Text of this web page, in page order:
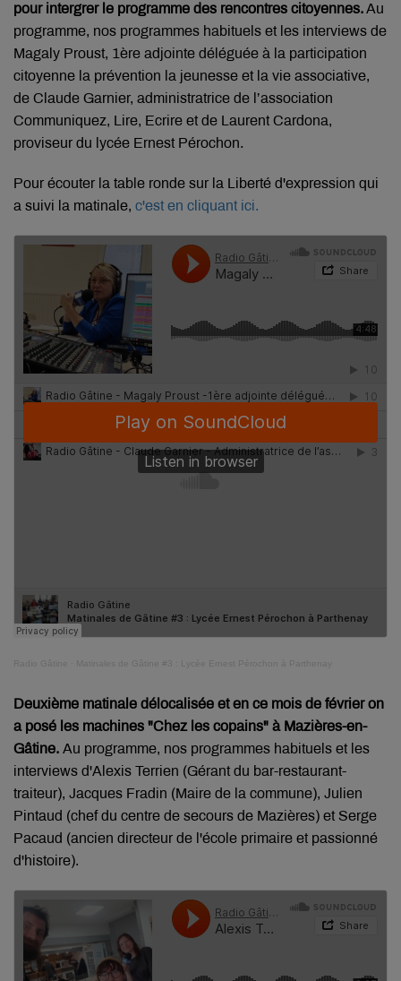
pour intergrer le programme des rencontres citoyennes.Au
programme, nos programmes habituels et les interviews de
Magaly Proust, 1ère adjointe déléguée à la participation
citoyenne la prévention la jeunesse et la vie associative,
de Claude Garnier, administratrice de l’association
Communiquez, Lire, Ecrire et de Laurent Cardona,
proviseur du lycée Ernest Pérochon.
Pour écouter la table ronde sur la Liberté d'expression qui
a suivi la matinale, c'est en cliquant ici.
Radio Gâtine Matinales de Gâtine #3 : Lycée Ernest Pérochon à Parthenay
Deuxième matinale délocalisée et en ce mois de février on
a posé les machines "Chez les copains" à Mazières-en-
Gâtine. Au programme, nos programmes habituels et les
interviews d'Alexis Terrien (Gérant du bar-restaurant-
traiteur), Jacques Fradin (Maire de la commune), Julien
Pintaud (chef du centre de secours de Mazières) et Serge
Pacaud (ancien directeur de l'école primaire et passionné
d'histoire).